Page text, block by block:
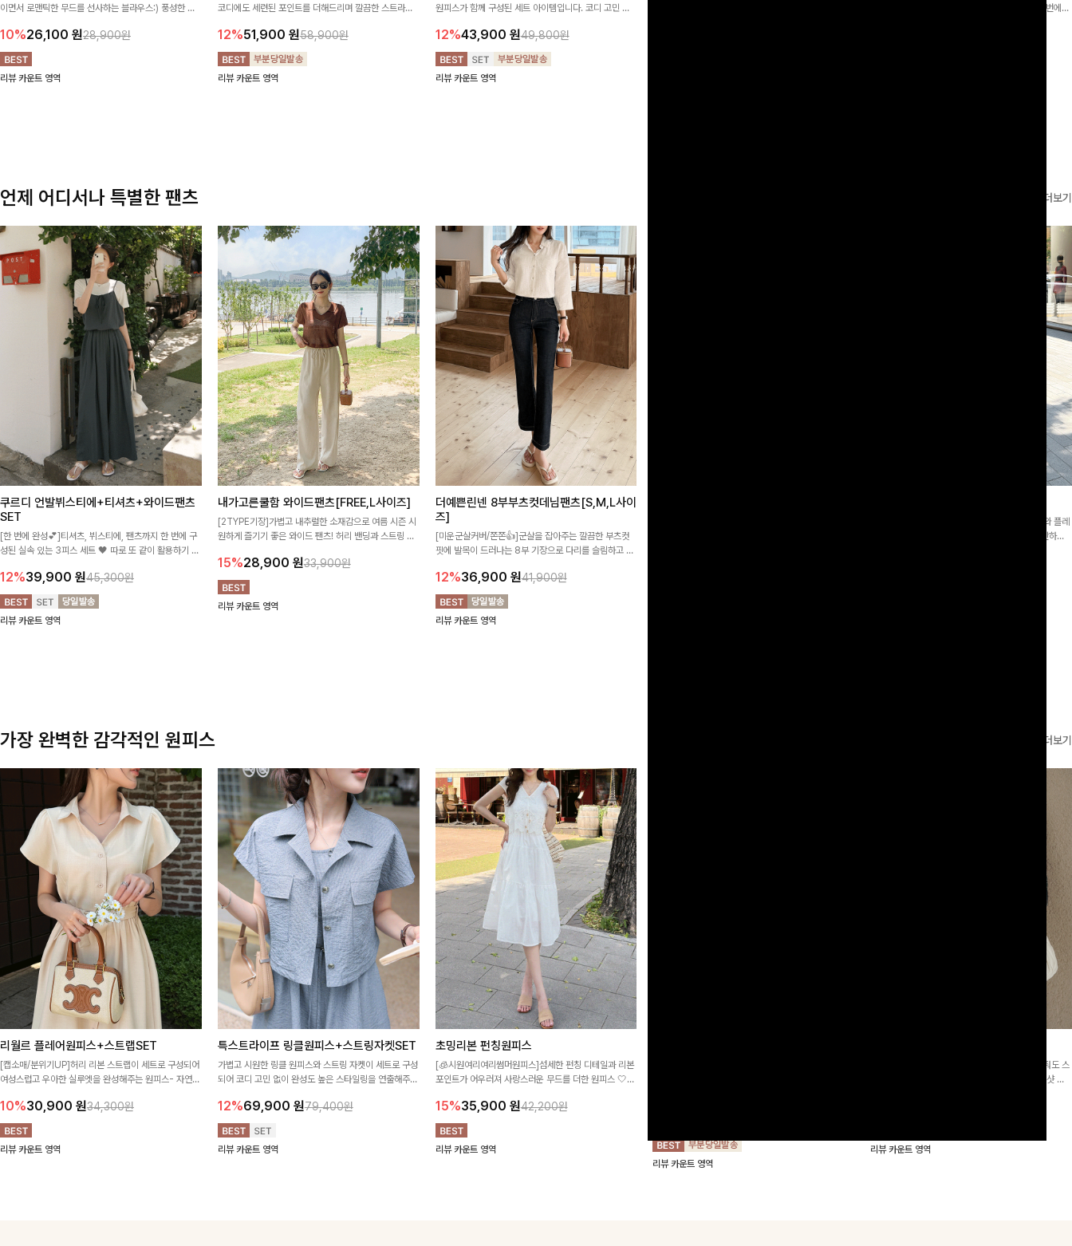
이면서 로맨틱한 무드를 선사하는 블라우스:) 풍성한 퍼
10%26,100 원28,900원
리뷰 카운트 영역
코디에도 세련된 포인트를 더해드리며 깔끔한 스트라이
12%51,900 원58,900원
리뷰 카운트 영역
원피스가 함께 구성된 세트 아이템입니다. 코디 고민 없
12%43,900 원49,800원
리뷰 카운트 영역
성된 활용도 높은 3종 세트 🤍 코디 걱정 없이 한 번에
언제 어디서나 특별한 팬츠 더보기
쿠르디 언발뷔스티에+티셔츠+와이드팬츠
SET
[한 번에 완성💕]티셔츠, 뷔스티에, 팬츠까지 한 번에 구
성된 실속 있는 3피스 세트 🖤 따로 또 같이 활용하기 좋
12%39,900 원45,300원
리뷰 카운트 영역
내가고른쿨함 와이드팬츠[FREE,L사이즈]
[2TYPE기장]가볍고 내추럴한 소재감으로 여름 시즌 시
원하게 즐기기 좋은 와이드 팬츠! 허리 밴딩과 스트링 디
이드핏이 군살을 자연스럽게 커버해준답니다:)
15%28,900 원33,900원
리뷰 카운트 영역
더예쁜린넨 8부부츠컷데님팬츠[S,M,L사이
즈]
[미운군살커버/쫀쫀👍]군살을 잡아주는 깔끔한 부츠컷
핏에 발목이 드러나는 8부 기장으로 다리를 슬림하고 길
요~!
12%36,900 원41,900원
리뷰 카운트 영역
[데일리부터 여행룩까지]감각적인 레터링 티셔츠와 플레
어 핏 반바지가 함께 구성된 세트 아이템으로, 편안하면
가장 완벽한 감각적인 원피스 더보기
리월르 플레어원피스+스트랩SET
[캡소매/분위기UP]허리 리본 스트랩이 세트로 구성되어
여성스럽고 우아한 실루엣을 완성해주는 원피스- 자연스
면서도 여리한 무드로 입어져✨
10%30,900 원34,300원
리뷰 카운트 영역
특스트라이프 링클원피스+스트링자켓SET
가볍고 시원한 링클 원피스와 스트링 자켓이 세트로 구성
되어 코디 고민 없이 완성도 높은 스타일링을 연출해주는
링 디테일로 다양한 핏을 연출할 수 있어 데일리부터 여
행룩까지 멋스럽게 즐기기 좋아요 ✨
12%69,900 원79,400원
리뷰 카운트 영역
초밍리본 펀칭원피스
[🧊시원여리여리썸머원피스]섬세한 펀칭 디테일과 리본
포인트가 어우러져 사랑스러운 무드를 더한 원피스 🤍
출돼요 ✨
15%35,900 원42,200원
리뷰 카운트 영역
리뷰 카운트 영역
[고객요청재입고/2천장돌파💚]하나만 툭 착용해줘도 스
타일리시해 보이는 휘뚜루 마뚜루 아이템 ~ ! 인생샷 건
리뷰 카운트 영역